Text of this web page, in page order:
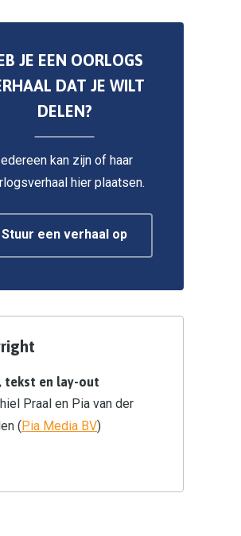
JE EEN OORLOGS
DAT JE WILT
DELEN?
kan zijn of haar
hier plaatsen.
Stuur een verhaal op
tekst en lay-out
Praal en Pia van der
(Pia Media BV)